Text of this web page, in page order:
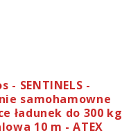
- SENTINELS -
samohamowne
ładunek do 300 kg
10 m - ATEX